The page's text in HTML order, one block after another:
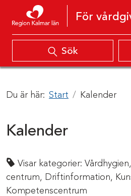
Hoppa till innehåll
För
Sök
Du är här: Start Kalender
Kalender
Visar kategorier: Vårdhygien,
centrum, Driftinformation,
Kompetenscentrum